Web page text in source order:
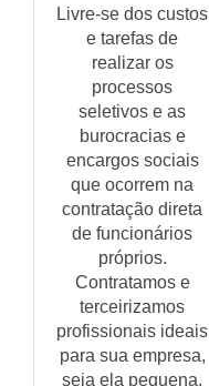
Livre-se dos custos
e tarefas de
realizar os
processos
seletivos e as
burocracias e
encargos sociais
que ocorrem na
contratação direta
de funcionários
próprios.
Contratamos e
terceirizamos
profissionais ideais
para sua empresa,
seja ela pequena,